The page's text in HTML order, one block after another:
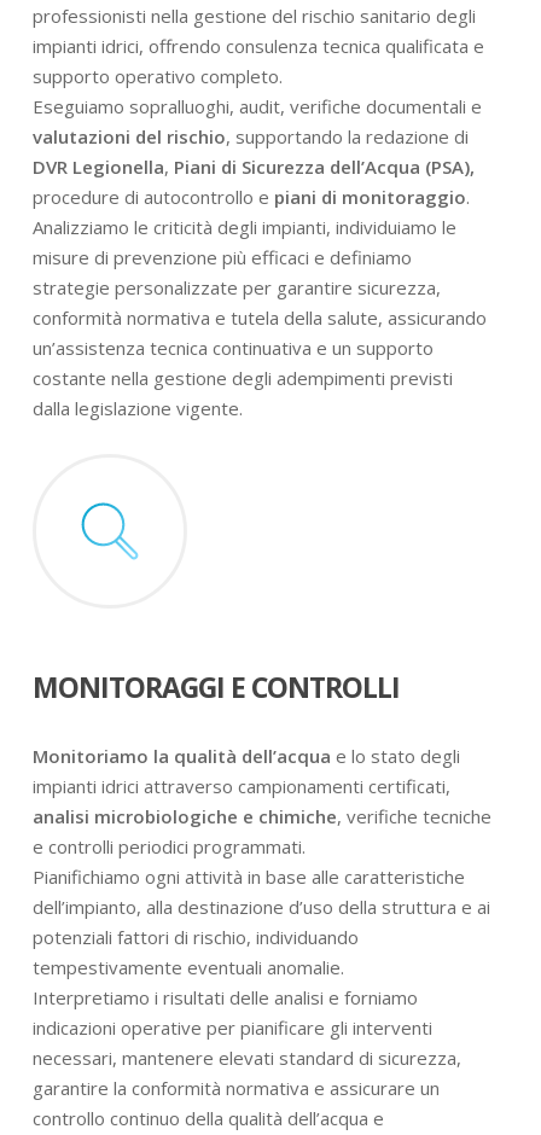
professionisti nella gestione del rischio sanitario degli
impianti idrici, offrendo consulenza tecnica qualificata e
supporto operativo completo.
Eseguiamo sopralluoghi, audit, verifiche documentali e
valutazioni del rischio, supportando la redazione di
DVR Legionella, Piani di Sicurezza dell’Acqua (PSA),
procedure di autocontrollo e piani di monitoraggio.
Analizziamo le criticità degli impianti, individuiamo le
misure di prevenzione più efficaci e definiamo
strategie personalizzate per garantire sicurezza,
conformità normativa e tutela della salute, assicurando
un’assistenza tecnica continuativa e un supporto
costante nella gestione degli adempimenti previsti
dalla legislazione vigente.
MONITORAGGI E CONTROLLI
Monitoriamo la qualità dell’acqua e lo stato degli
impianti idrici attraverso campionamenti certificati,
analisi microbiologiche e chimiche, verifiche tecniche
e controlli periodici programmati.
Pianifichiamo ogni attività in base alle caratteristiche
dell’impianto, alla destinazione d’uso della struttura e ai
potenziali fattori di rischio, individuando
tempestivamente eventuali anomalie.
Interpretiamo i risultati delle analisi e forniamo
indicazioni operative per pianificare gli interventi
necessari, mantenere elevati standard di sicurezza,
garantire la conformità normativa e assicurare un
controllo continuo della qualità dell’acqua e